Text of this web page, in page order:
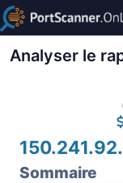
Analyser le
Sommaire